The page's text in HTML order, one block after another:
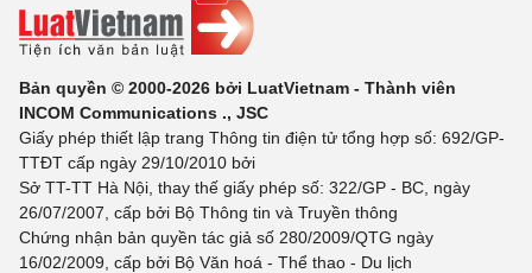
Bản quyền © 2000-2026 bởi LuatVietnam - Thành viên
INCOM Communications ., JSC
Giấy phép thiết lập trang Thông tin điện tử tổng hợp số: 692/GP-
TTĐT cấp ngày 29/10/2010 bởi
Sở TT-TT Hà Nội, thay thế giấy phép số: 322/GP - BC, ngày
26/07/2007, cấp bởi Bộ Thông tin và Truyền thông
Chứng nhận bản quyền tác giả số 280/2009/QTG ngày
16/02/2009, cấp bởi Bộ Văn hoá - Thể thao - Du lịch